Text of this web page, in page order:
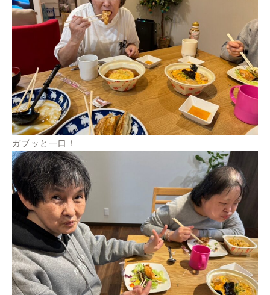
ガブッと一口！